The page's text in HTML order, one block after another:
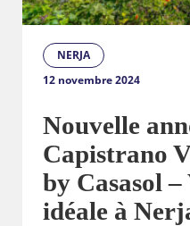
NERJA
12 novembre 2024
Nouvelle
Capistrano
by Casasol
idéale à